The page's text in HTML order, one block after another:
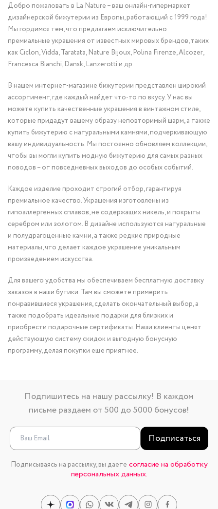
Добро пожаловать в La Nature – ваш онлайн-гипермаркет
дизайнерской бижутерии из Европы, работающий с 1999 года!
Мы гордимся тем, что предлагаем исключительно
премиальные украшения от известных мировых брендов, таких
как Ciclon, Vidda, Taratata, Nature Bijoux, Polina Firenze, Alcozer,
Francesca Bianchi, Dansk, Lanzerotti и др.
В нашем интернет-магазине бижутерии представлен широкий
ассортимент, где каждый найдет что-то по вкусу. У нас вы
можете купить качественные украшения в винтажном стиле,
которые придадут вашему образу неповторимый шарм, а также
купить бижутерию с натуральными камнями, подчеркивающую
вашу индивидуальность. Мы постоянно обновляем коллекции,
чтобы вы могли купить модную бижутерию для самых разных
поводов – от повседневных выходов до особых событий.
Каждое изделие проходит строгий отбор, гарантируя
премиальное качество. Украшения изготовлены из
гипоаллергенных сплавов, не содержащих никель, и покрыты
серебром или золотом. В дизайне используются натуральные
и полудрагоценные камни, а также редкие природные
материалы, что делает каждое украшение уникальным
произведением искусства.
Для вашего удобства мы обеспечиваем бесплатную доставку
заказов в наши бутики. Там вы сможете примерить
понравившиеся украшения, сделать окончательный выбор, а
также подобрать идеальные подарки для близких и
приобрести подарочные сертификаты. Наши клиенты ценят
действующую систему скидок и выгодную бонусную
программу, делая покупки еще приятнее.
Подпишитесь на нашу рассылку! В каждом
письме раздаем от 500 до 5000 бонусов!
Подписаться
Подписываясь на рассылку, вы даете согласие на обработку
персональных данных.